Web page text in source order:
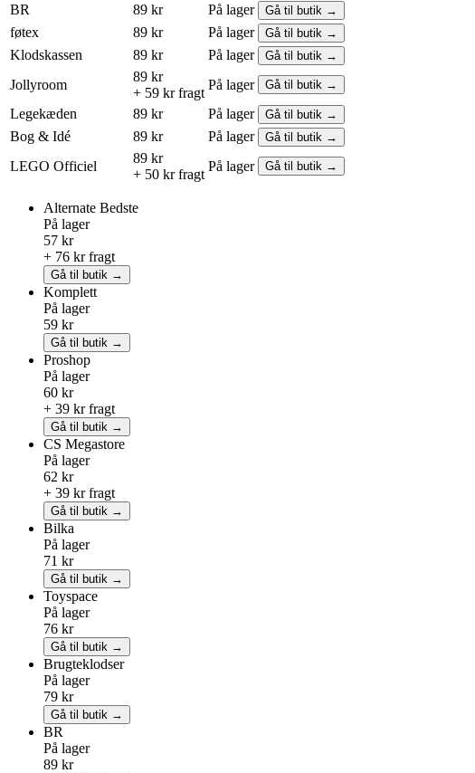
BR 89 kr På lager Gå til butik →
føtex 89 kr På lager Gå til butik →
Klodskassen 89 kr På lager Gå til butik →
Jollyroom
89 kr
+ 59 kr fragt
På lager Gå til butik →
Legekæden 89 kr På lager Gå til butik →
Bog & Idé 89 kr På lager Gå til butik →
LEGO Officiel
89 kr
+ 50 kr fragt
På lager Gå til butik →
Alternate Bedste
På lager
57 kr
+ 76 kr fragt
Gå til butik →
Komplett
På lager
59 kr
Gå til butik →
Proshop
På lager
60 kr
+ 39 kr fragt
Gå til butik →
CS Megastore
På lager
62 kr
+ 39 kr fragt
Gå til butik →
Bilka
På lager
71 kr
Gå til butik →
Toyspace
På lager
76 kr
Gå til butik →
Brugteklodser
På lager
79 kr
Gå til butik →
BR
På lager
89 kr